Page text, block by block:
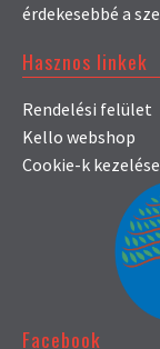
érdekesebbé a
Hasznos linkek
Rendelési felület
Kello webshop
Cookie-k kezelése
Facebook